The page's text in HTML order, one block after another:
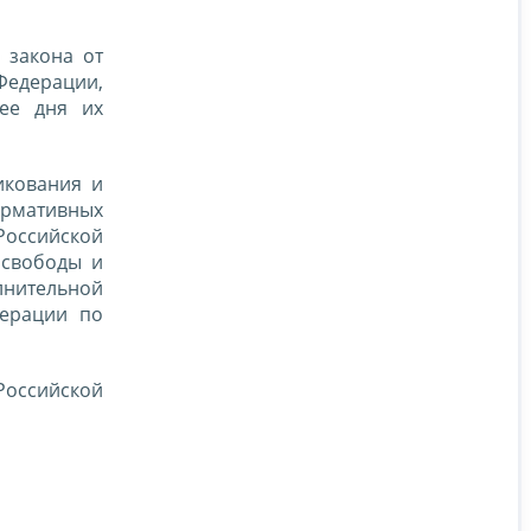
закона от
дня их
и
и
по